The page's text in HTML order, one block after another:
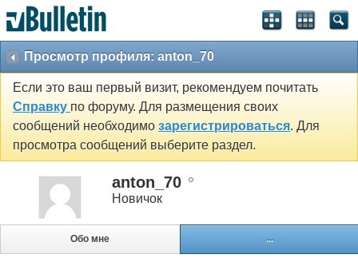
Просмотр профиля: anton_70
Если это ваш первый визит, рекомендуем почитать
Справку по форуму. Для размещения своих
сообщений необходимо зарегистрироваться. Для
просмотра сообщений выберите раздел.
anton_70
Новичок
Обо мне ...